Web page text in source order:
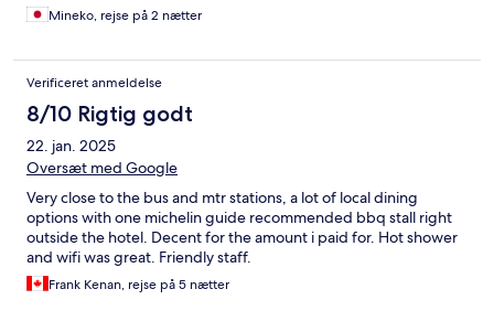
Mineko, rejse på 2 nætter
Verificeret anmeldelse
8/10 Rigtig godt
22. jan. 2025
Oversæt med Google
Very close to the bus and mtr stations, a lot of local dining
options with one michelin guide recommended bbq stall right
outside the hotel. Decent for the amount i paid for. Hot shower
and wifi was great. Friendly staff.
Frank Kenan, rejse på 5 nætter